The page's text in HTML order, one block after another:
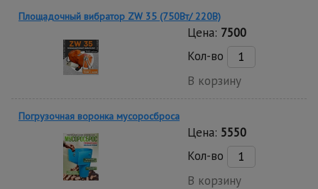
Площадочный вибратор ZW 35 (750Вт/ 220В)
Цена: 7500
Кол-во
В корзину
Погрузочная воронка мусоросброса
Цена: 5550
Кол-во
В корзину